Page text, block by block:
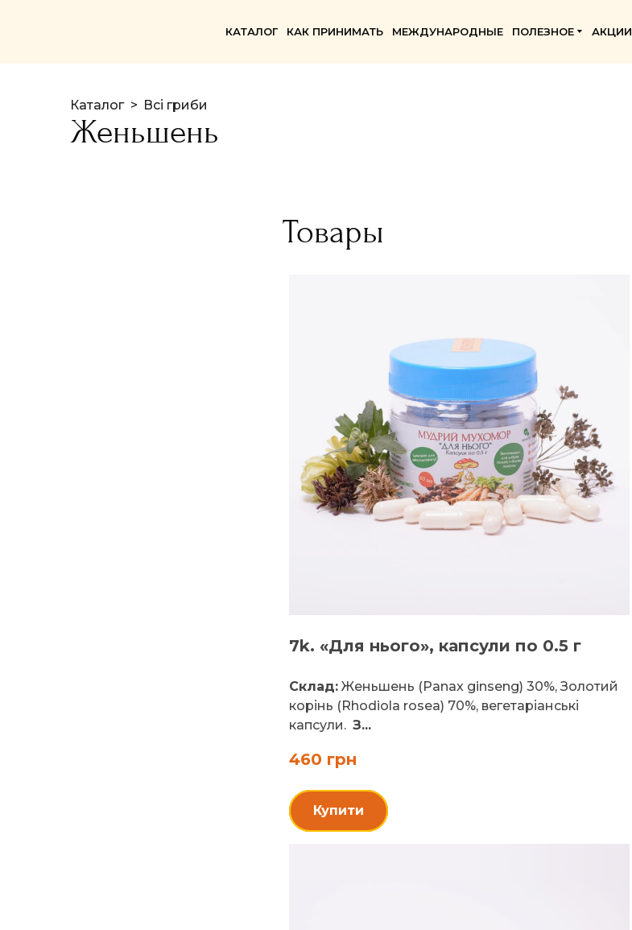
КАТАЛОГ КАК ПРИНИМАТЬ МЕЖДУНАРОДНЫЕ ПОЛЕЗНОЕ АКЦИИ
Каталог Всі гриби
Женьшень
Товары
7k. «Для нього», капсули по 0.5 г
Склад:Женьшень (Panax ginseng) 30%, Золотий
корінь (Rhodiola rosea) 70%, вегетаріанські
капсули. З...
460 грн
Купити